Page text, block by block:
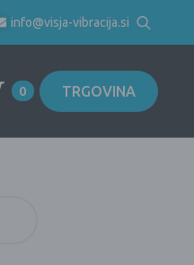
info@visja-vibracija.si
Search
for:
0 TRGOVINA